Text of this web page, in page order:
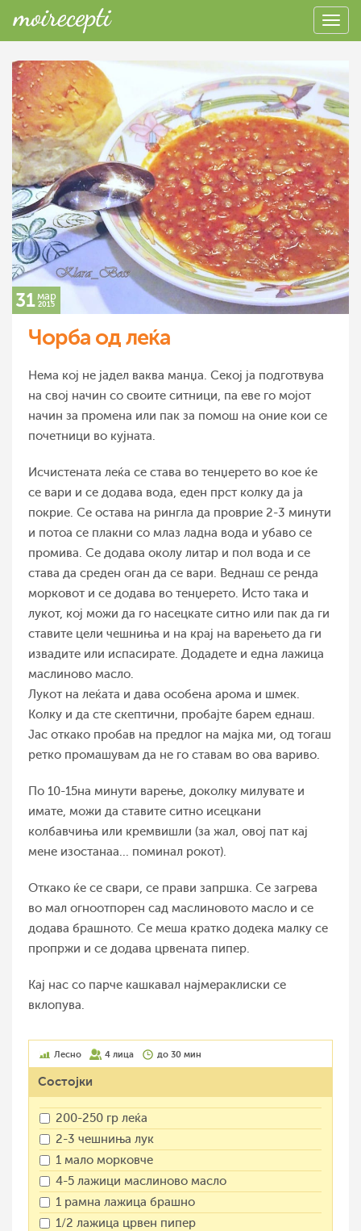
31мар
2015
Чорба од леќа
Нема кој не јадел ваква манџа. Секој ја подготвува
на свој начин со своите ситници, па еве го мојот
начин за промена или пак за помош на оние кои се
почетници во кујната.
Исчистената леќа се става во тенџерето во кое ќе
се вари и се додава вода, еден прст колку да ја
покрие. Се остава на рингла да проврие 2-3 минути
и потоа се плакни со млаз ладна вода и убаво се
промива. Се додава околу литар и пол вода и се
става да среден оган да се вари. Веднаш се ренда
морковот и се додава во тенџерето. Исто така и
лукот, кој можи да го насецкате ситно или пак да ги
ставите цели чешниња и на крај на варењето да ги
извадите или испасирате. Додадете и една лажица
маслиново масло.
Лукот на леќата и дава особена арома и шмек.
Колку и да сте скептични, пробајте барем еднаш.
Јас откако пробав на предлог на мајка ми, од тогаш
ретко промашувам да не го ставам во ова вариво.
По 10-15на минути варење, доколку милувате и
имате, можи да ставите ситно исецкани
колбавчиња или кремвишли (за жал, овој пат кај
мене изостанаа... поминал рокот).
Откако ќе се свари, се прави запршка. Се загрева
во мал огноотпорен сад маслиновото масло и се
додава брашното. Се меша кратко додека малку се
пропржи и се додава црвената пипер.
Кај нас со парче кашкавал најмераклиски се
вклопува.
Лесно 4 лица до 30 мин
Состојки
200-250 гр леќа
2-3 чешниња лук
1 мало морковче
4-5 лажици маслиново масло
1 рамна лажица брашно
1/2 лажица црвен пипер